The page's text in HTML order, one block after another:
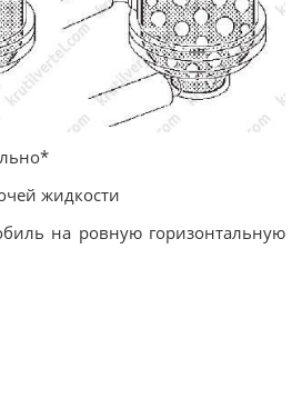
жидкости
на ровную горизонтальную